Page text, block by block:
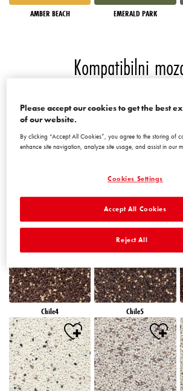
AMBER BEACH EMERALD PARK
Kompatibilni
Chile2
Chile4 Chile5
Please accept our cookies to get the best
of our website.
By clicking “Accept All Cookies”, you agree to the storing of
enhance site navigation, analyze site usage, and assist in our
Cookies Settings
Reject All
Accept All Cookies